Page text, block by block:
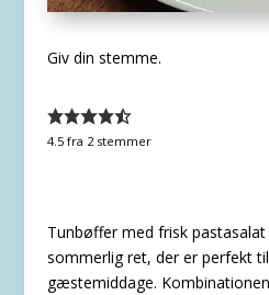
Giv din stemme.
4.5fra 2stemmer
Tunbøffer med frisk
sommerlig ret, der er perfekt
gæstemiddage.